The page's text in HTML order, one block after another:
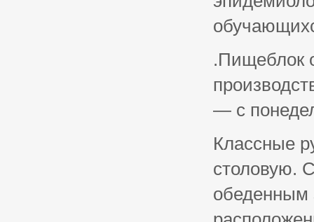
.Пищеблок
— с
Классные
столовую.
обеденным